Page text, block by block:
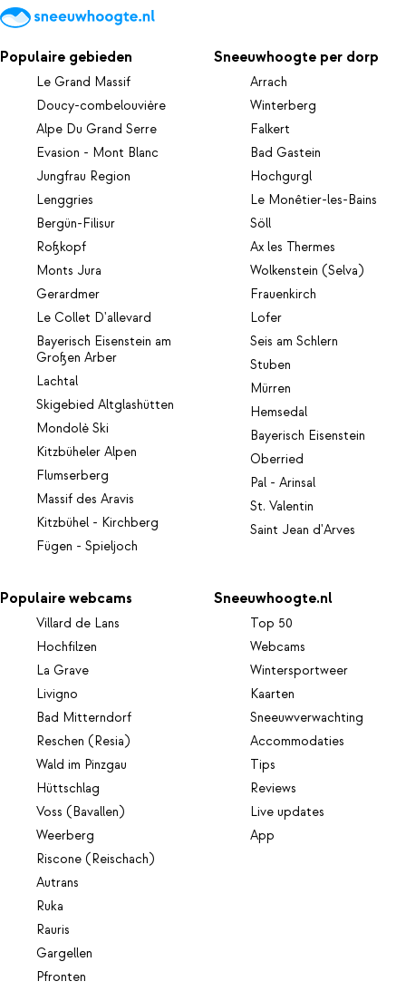
Populaire gebieden
Le Grand Massif
Doucy-combelouvière
Alpe Du Grand Serre
Evasion - Mont Blanc
Jungfrau Region
Lenggries
Bergün-Filisur
Roßkopf
Monts Jura
Gerardmer
Le Collet D'allevard
Bayerisch Eisenstein am
Großen Arber
Lachtal
Skigebied Altglashütten
Mondolè Ski
Kitzbüheler Alpen
Flumserberg
Massif des Aravis
Kitzbühel - Kirchberg
Fügen - Spieljoch
Sneeuwhoogte per dorp
Arrach
Winterberg
Falkert
Bad Gastein
Hochgurgl
Le Monêtier-les-Bains
Söll
Ax les Thermes
Wolkenstein (Selva)
Frauenkirch
Lofer
Seis am Schlern
Stuben
Mürren
Hemsedal
Bayerisch Eisenstein
Oberried
Pal - Arinsal
St. Valentin
Saint Jean d'Arves
Populaire webcams
Villard de Lans
Hochfilzen
La Grave
Livigno
Bad Mitterndorf
Reschen (Resia)
Wald im Pinzgau
Hüttschlag
Voss (Bavallen)
Weerberg
Riscone (Reischach)
Autrans
Ruka
Rauris
Gargellen
Pfronten
Sneeuwhoogte.nl
Top 50
Webcams
Wintersportweer
Kaarten
Sneeuwverwachting
Accommodaties
Tips
Reviews
Live updates
App